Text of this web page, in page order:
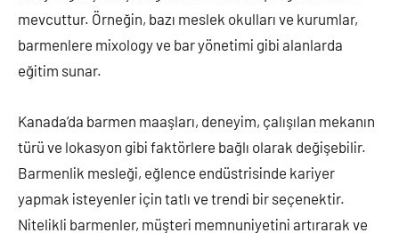
mevcuttur. Örneğin, bazı meslek okulları ve kurumlar,
barmenlere mixology ve bar yönetimi gibi alanlarda
eğitim sunar.
Kanada’da barmen maaşları, deneyim, çalışılan mekanın
türü ve lokasyon gibi faktörlere bağlı olarak değişebilir.
Barmenlik mesleği, eğlence endüstrisinde kariyer
yapmak isteyenler için tatlı ve trendi bir seçenektir.
Nitelikli barmenler, müşteri memnuniyetini artırarak ve